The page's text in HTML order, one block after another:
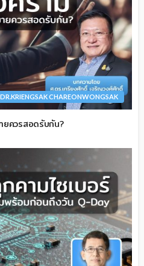
DR.KRIENGSAK CHAREONWONGSAK
ยควรสอดรับกัน?